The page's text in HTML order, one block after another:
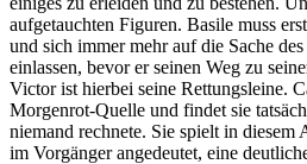
aufgetauchten Figuren. Basile muss
und sich immer mehr auf die Sache
einlassen, bevor er seinen Weg zu
Victor ist hierbei seine Rettungsleine.
Morgenrot-Quelle und findet sie
niemand rechnete. Sie spielt in diesem
im Vorgänger angedeutet, eine